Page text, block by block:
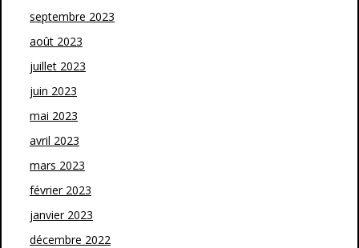
septembre 2023
août 2023
juillet 2023
juin 2023
mai 2023
avril 2023
mars 2023
février 2023
janvier 2023
décembre 2022